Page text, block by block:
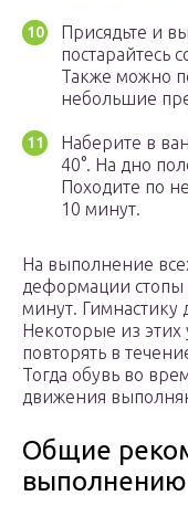
Присядьте и
постарайтесь
Также можно
небольшие
Наберите в
40°. На дно
Походите по
10 минут.
На выполнение
деформации стопы
минут. Гимнастику
Некоторые из
повторять в
Тогда обувь во
движения
Общие
выполнению